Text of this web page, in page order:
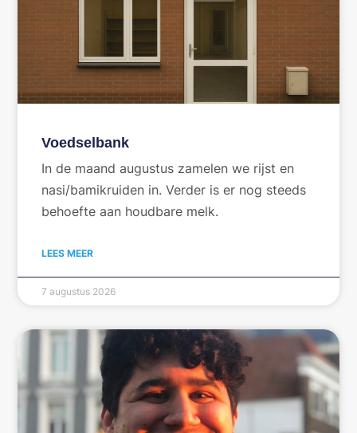
Voedselbank
In de maand augustus zamelen we rijst en
nasi/bamikruiden in. Verder is er nog steeds
behoefte aan houdbare melk.
LEES MEER
7 augustus 2026